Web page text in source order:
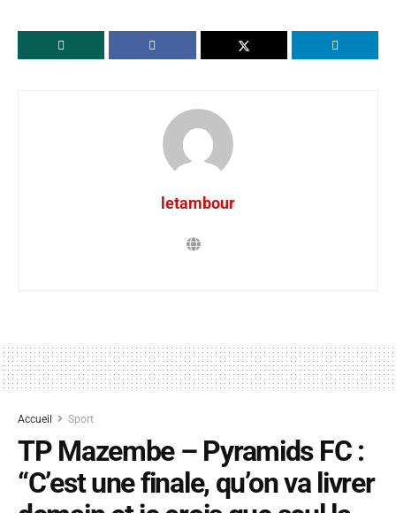
letambour
Accueil Sport
TP Mazembe – Pyramids FC :
“C’est une finale, qu’on va livrer